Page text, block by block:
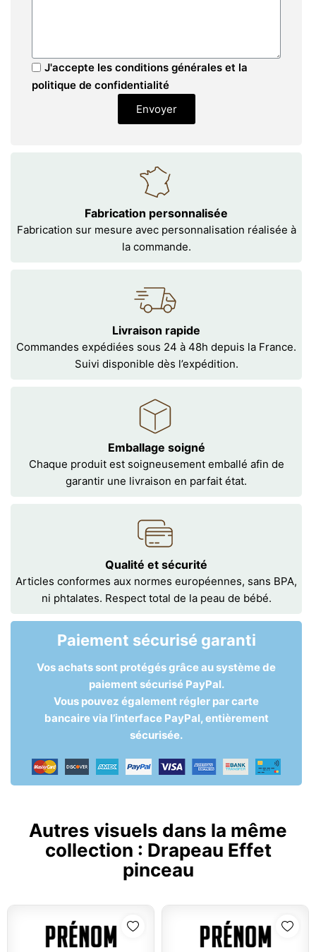
J'accepte les conditions générales et la
politique de confidentialité
Envoyer
Fabrication personnalisée
Fabrication sur mesure avec personnalisation réalisée à
la commande.
Livraison rapide
Commandes expédiées sous 24 à 48h depuis la France.
Suivi disponible dès l’expédition.
Emballage soigné
Chaque produit est soigneusement emballé afin de
garantir une livraison en parfait état.
Qualité et sécurité
Articles conformes aux normes européennes, sans BPA,
ni phtalates. Respect total de la peau de bébé.
Paiement sécurisé garanti
Vos achats sont protégés grâce au système de
paiement sécurisé PayPal.
Vous pouvez également régler par carte
bancaire via l’interface PayPal, entièrement
sécurisée.
Autres visuels dans la même
collection : Drapeau Effet
pinceau